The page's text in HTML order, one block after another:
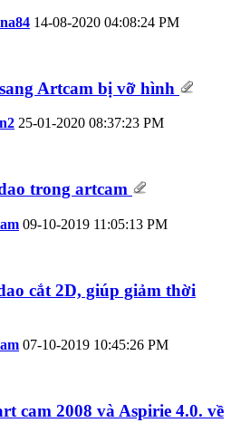
14-08-2020 04:08:24 PM
Artcam bị vỡ hình
25-01-2020 08:37:23 PM
trong artcam
09-10-2019 11:05:13 PM
cắt 2D, giúp giảm thời
07-10-2019 10:45:26 PM
cam 2008 và Aspirie 4.0. về